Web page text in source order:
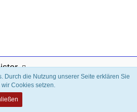
Durch die Nutzung unserer Seite erklären Sie
Cookies setzen.